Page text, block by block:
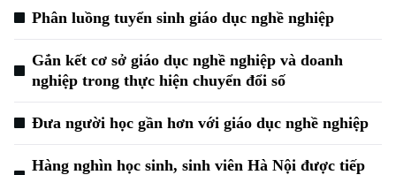
Phân luồng tuyển sinh giáo dục nghề nghiệp
Gắn kết cơ sở giáo dục nghề nghiệp và doanh
nghiệp trong thực hiện chuyển đổi số
Đưa người học gần hơn với giáo dục nghề nghiệp
Hàng nghìn học sinh, sinh viên Hà Nội được tiếp